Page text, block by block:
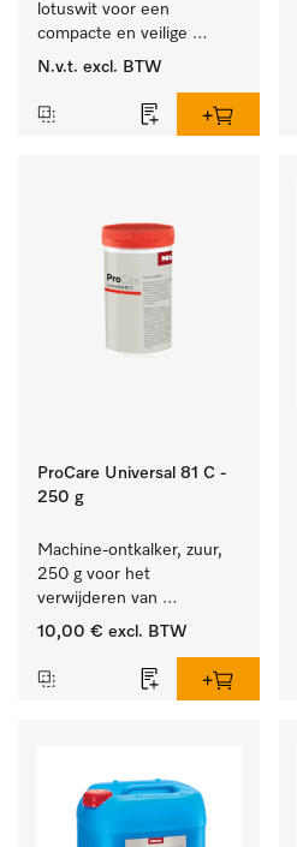
lotuswit voor een
compacte en veilige
opstelling bij een was-
N.v.t. excl. BTW
ProCare Universal 81 C -
250 g
Machine-ontkalker, zuur,
250 g voor het
verwijderen van
hardnekkige kalkaanslag.
10,00 € excl. BTW